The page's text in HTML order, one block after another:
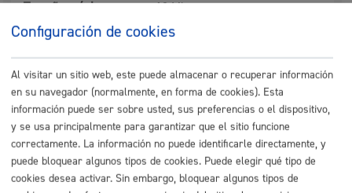
Tamaño máximo anexos:10 Mb
Cantidad a abonar
Tasas por la concesión de Licencias, Autorizaciones y
Transmisiones de las licencias de los Auto-Taxis
¨¨Anexo a regir desde el 1 de enero de 2005
HECHO IMPONIBLE €
Configuración de cookies
Al visitar un sitio web, este puede almacenar o recuperar información
en su navegador (normalmente, en forma de cookies). Esta
información puede ser sobre usted, sus preferencias o el dispositivo,
y se usa principalmente para garantizar que el sitio funcione
correctamente. La información no puede identificarle directamente, y
puede bloquear algunos tipos de cookies. Puede elegir qué tipo de
cookies desea activar. Sin embargo, bloquear algunos tipos de